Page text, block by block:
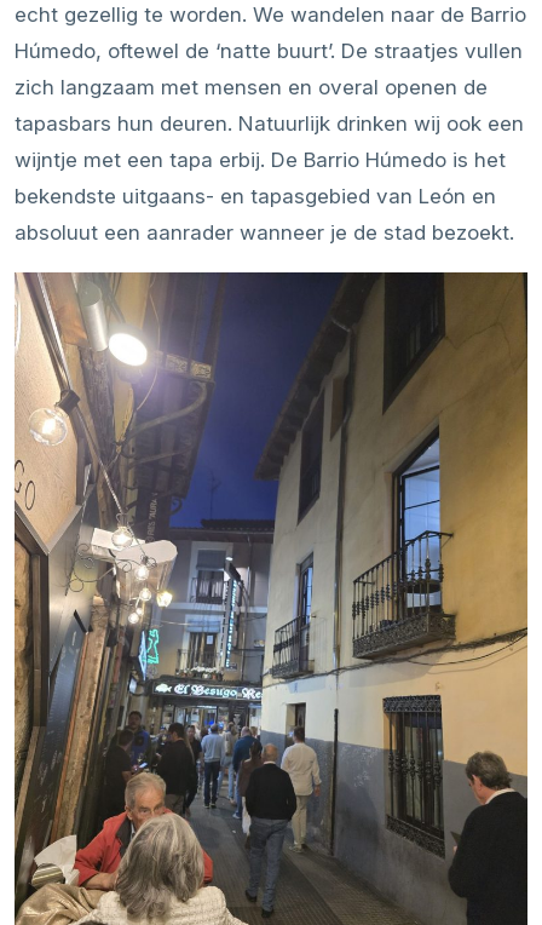
echt gezellig te worden. We wandelen naar de Barrio
Húmedo, oftewel de ‘natte buurt’. De straatjes vullen
zich langzaam met mensen en overal openen de
tapasbars hun deuren. Natuurlijk drinken wij ook een
wijntje met een tapa erbij. De Barrio Húmedo is het
bekendste uitgaans- en tapasgebied van León en
absoluut een aanrader wanneer je de stad bezoekt.